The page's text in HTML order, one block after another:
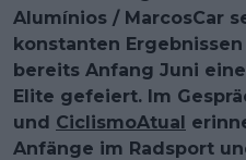
Alumínios / MarcosCar
konstanten
bereits Anfang Juni
Elite gefeiert. Im
und CiclismoAtual
Anfänge im Radsport